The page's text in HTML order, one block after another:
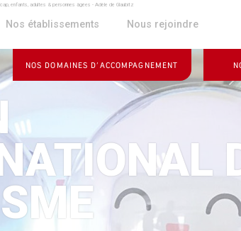
enfants, adultes & personnes âgées - Adèle de Glaubitz
Nos établissements Nous rejoindre
NOS DOMAINES D’ACCOMPAGNEMENT